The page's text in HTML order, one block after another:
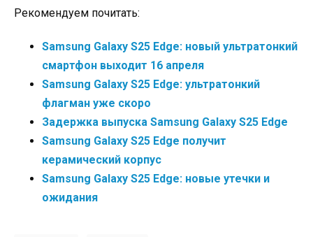
Рекомендуем почитать:
Samsung Galaxy S25 Edge: новый ультратонкий
смартфон выходит 16 апреля
Samsung Galaxy S25 Edge: ультратонкий
флагман уже скоро
Задержка выпуска Samsung Galaxy S25 Edge
Samsung Galaxy S25 Edge получит
керамический корпус
Samsung Galaxy S25 Edge: новые утечки и
ожидания